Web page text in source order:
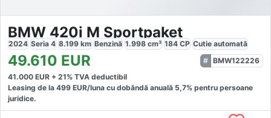
BMW 420i M Sportpaket
2024 Seria 4 8.199 km Benzină 1.998 cm³ 184 CP Cutie automată
49.610 EUR
BMW122226
41.000 EUR + 21% TVA deductibil
Leasing de la 499 EUR/luna cu dobăndă anuală 5,7% pentru persoane
juridice.